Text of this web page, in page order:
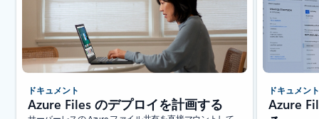
ドキュメント
Azure Files のデプロイを計画する
ドキュメント
Azure